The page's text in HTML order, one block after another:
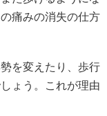
痛みの消失の仕方
を変えたり、歩行
ょう。これが理由